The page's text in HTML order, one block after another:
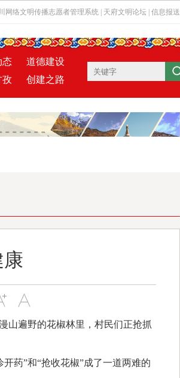
网络文明传播志愿者管理系统 天府文明论坛 信息报送
态
道德建设
孜 创建之路
遍野的花椒林里，村民们正抢抓
药”和“抢收花椒”成了一道两难的